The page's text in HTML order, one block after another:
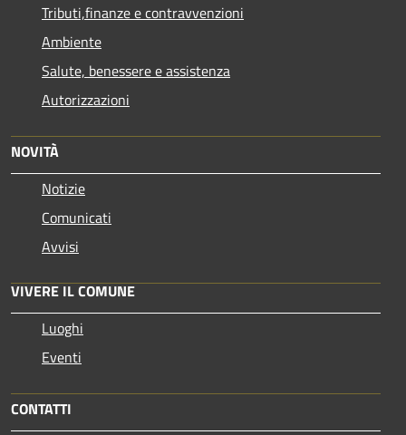
Tributi,finanze e contravvenzioni
Ambiente
Salute, benessere e assistenza
Autorizzazioni
NOVITÀ
Notizie
Comunicati
Avvisi
VIVERE IL COMUNE
Luoghi
Eventi
CONTATTI